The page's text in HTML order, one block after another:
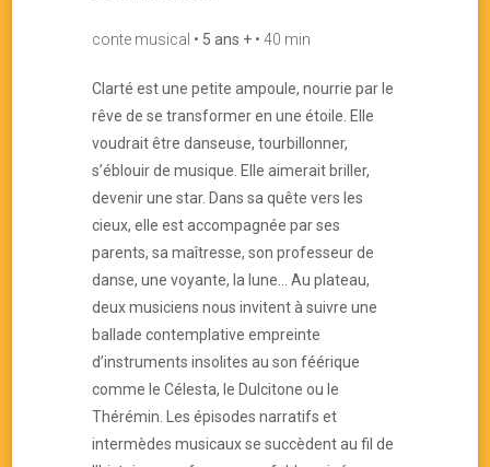
conte musical • 5 ans + • 40 min
Clarté est une petite ampoule, nourrie par le
rêve de se transformer en une étoile. Elle
voudrait être danseuse, tourbillonner,
s’éblouir de musique. Elle aimerait briller,
devenir une star. Dans sa quête vers les
cieux, elle est accompagnée par ses
parents, sa maîtresse, son professeur de
danse, une voyante, la lune… Au plateau,
deux musiciens nous invitent à suivre une
ballade contemplative empreinte
d’instruments insolites au son féérique
comme le Célesta, le Dulcitone ou le
Thérémin. Les épisodes narratifs et
intermèdes musicaux se succèdent au fil de